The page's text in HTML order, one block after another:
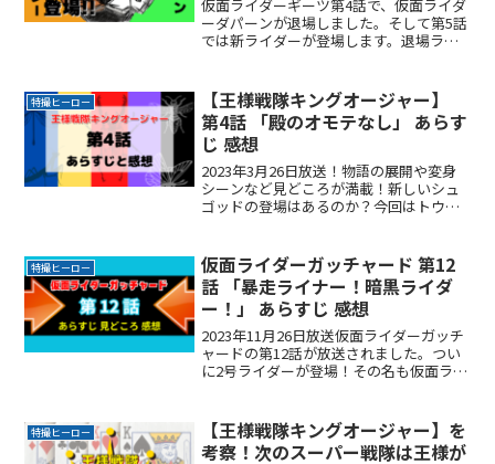
仮面ライダーギーツ第4話で、仮面ライダ
ーダパーンが退場しました。そして第5話
では新ライダーが登場します。退場ライ
ウェーブが終了した時点でダパーンのポ
イントは最下位でした。
特撮ヒーロー
【王様戦隊キングオージャー】
第4話 「殿のオモテなし」 あらす
じ 感想
2023年3月26日放送！物語の展開や変身
シーンなど見どころが満載！新しいシュ
ゴッドの登場はあるのか？今回はトウフ
旨は「自然をたたえ、生物をいつくし
む」らしいです。ReadMore...
特撮ヒーロー
仮面ライダーガッチャード 第12
話 「暴走ライナー！暗黒ライダ
ー！」 あらすじ 感想
2023年11月26日放送仮面ライダーガッチ
ャードの第12話が放送されました。つい
に2号ライダーが登場！その名も仮面ライ
毎週視聴した感想をSNSの声を中心にま
とめていReadMore...
特撮ヒーロー
【王様戦隊キングオージャー】を
考察！次のスーパー戦隊は王様が